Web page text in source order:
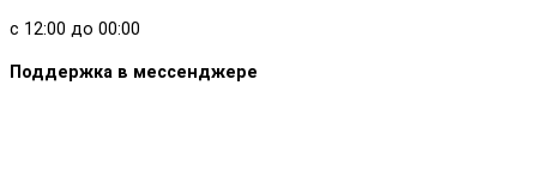
с 12:00 до 00:00
Поддержка в мессенджере